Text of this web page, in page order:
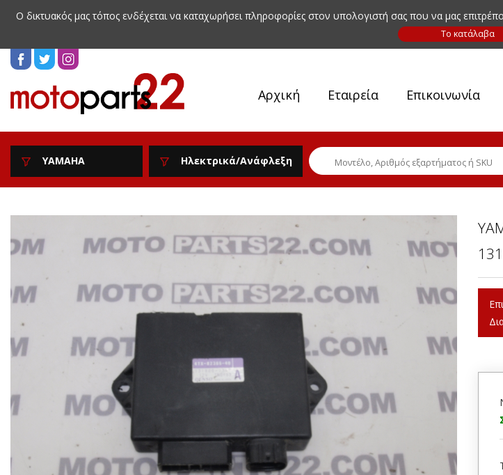
Ο δικτυακός μας τόπος ενδέχεται να καταχωρήσει πληροφορίες στον υπολογιστή σας που να μας
Αρχική Εταιρεία Επικοινωνία
YAMAHA Ηλεκτρικά/Ανάφλεξη